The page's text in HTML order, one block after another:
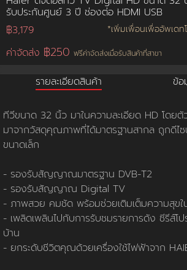
รับประกันศูนย์ 3 ปี ช่องต่อ HDMI USB
฿3,179
*เพิ่มเพื่อนเพื่ออัพเดท
ค่าจัดส่ง ฿250 ฟรีค่าจัดส่งเมื่อรับสินค้าที่สาขา
รายละเอียดสินค้า ข้อ
การชำระเงิน
ขั้นตอนการสั่งซื้อ
คณะกรรมการบริหาร
การคืนเงินและคืนสินค้า
ผลงานของเรา
สมัครงาน